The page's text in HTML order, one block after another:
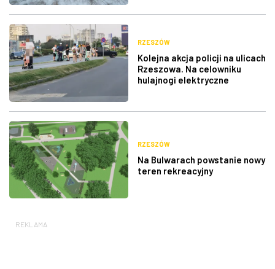
RZESZÓW
Kolejna akcja policji na ulicach
Rzeszowa. Na celowniku
hulajnogi elektryczne
RZESZÓW
Na Bulwarach powstanie nowy
teren rekreacyjny
REKLAMA